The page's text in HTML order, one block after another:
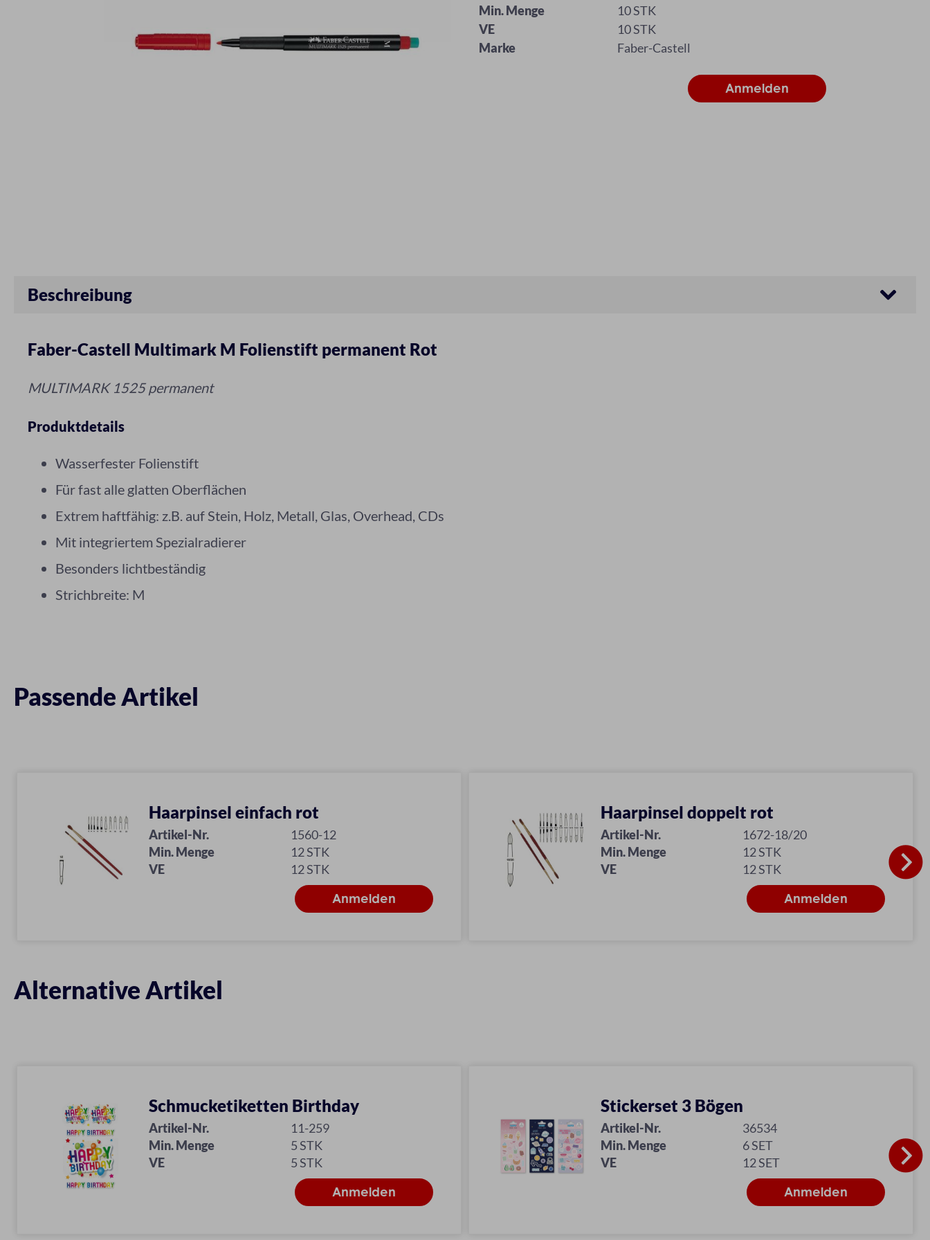
Min. Menge
10 STK
VE
10 STK
Marke
Faber-Castell
Beschreibung
Faber-Castell Multimark M Folienstift permanent Rot
MULTIMARK 1525 permanent
Produktdetails
Wasserfester Folienstift
Für fast alle glatten Oberflächen
Extrem haftfähig: z.B. auf Stein, Holz, Metall, Glas, Overhead, CDs
Mit integriertem Spezialradierer
Besonders lichtbeständig
Strichbreite: M
Passende Artikel
Haarpinsel einfach rot
Artikel-Nr.
1560-12
Min. Menge
12 STK
VE
12 STK
Haarpinsel doppelt rot
Artikel-Nr.
1672-18/20
Min. Menge
12 STK
VE
12 STK
Alternative Artikel
Schmucketiketten Birthday
Artikel-Nr.
11-259
Min. Menge
5 STK
VE
5 STK
Stickerset 3 Bögen
Artikel-Nr.
36534
Min. Menge
6 SET
VE
12 SET